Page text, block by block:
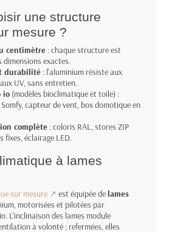
une structure
mesure ?
centimètre : chaque structure est
dimensions exactes.
durabilité : l'aluminium résiste aux
UV, sans entretien.
io (modèles bioclimatique et toile) :
capteur de vent, box domotique en
complète : coloris RAL, stores ZIP
fixes, éclairage LED.
à lames
sur mesure ↗ est équipée delames
motorisées et pilotées par
L'inclinaison des lames module
à volonté ; refermées, elles